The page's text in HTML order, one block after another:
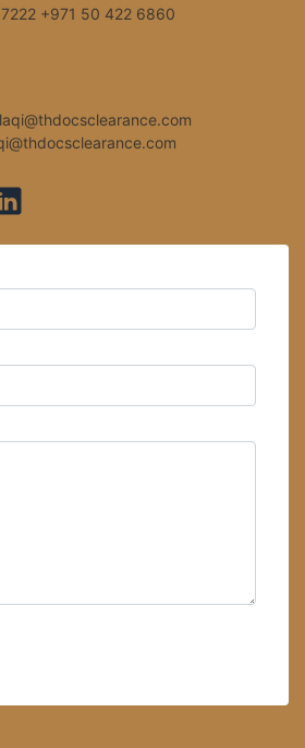
+971 50 422 6860